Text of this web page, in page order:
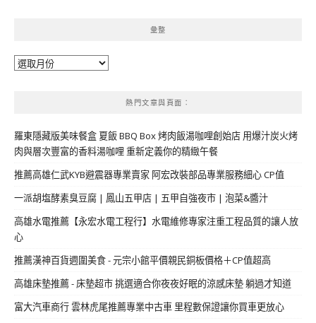
彙整
彙
熱門文章與頁面︰
羅東隱藏版美味餐盒 夏飯 BBQ Box 烤肉飯湯咖哩創始店 用爆汁炭火烤
肉與層次豐富的香料湯咖哩 重新定義你的精緻午餐
推薦高雄仁武KYB避震器專業賣家 阿宏改裝部品專業服務細心 CP值
一派胡塩酵素臭豆腐 | 鳳山五甲店 | 五甲自強夜市 | 泡菜&醬汁
高雄水電推薦【永宏水電工程行】水電維修專家注重工程品質的讓人放
心
推薦漢神百貨週圍美食 - 元宗小館平價親民銅板價格＋CP值超高
高雄床墊推薦 - 床墊超市 挑選適合你夜夜好眠的涼感床墊 躺過才知道
富大汽車商行 雲林虎尾推薦專業中古車 里程數保證讓你買車更放心